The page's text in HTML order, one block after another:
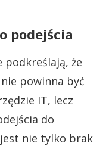
podejścia
podkreślają, że
powinna być
IT, lecz
do
nie tylko brak